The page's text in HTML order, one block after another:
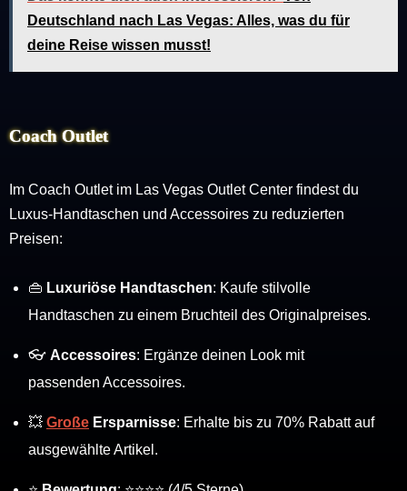
Deutschland nach Las Vegas: Alles, was du für
deine Reise wissen musst!
Coach Outlet
Im Coach Outlet im Las Vegas Outlet Center findest du
Luxus-Handtaschen und Accessoires zu reduzierten
Preisen:
👜 Luxuriöse Handtaschen: Kaufe stilvolle
Handtaschen zu einem Bruchteil des Originalpreises.
👓 Accessoires: Ergänze deinen Look mit
passenden Accessoires.
💥 Große Ersparnisse: Erhalte bis zu 70% Rabatt auf
ausgewählte Artikel.